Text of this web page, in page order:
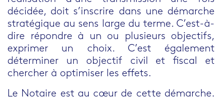
décidée, doit s’inscrire dans une démarche
stratégique au sens large du terme. C’est-à-
dire répondre à un ou plusieurs objectifs,
exprimer un choix. C’est également
déterminer un objectif civil et fiscal
et
chercher à optimiser les effets.
Le Notaire est au cœur de cette démarche.